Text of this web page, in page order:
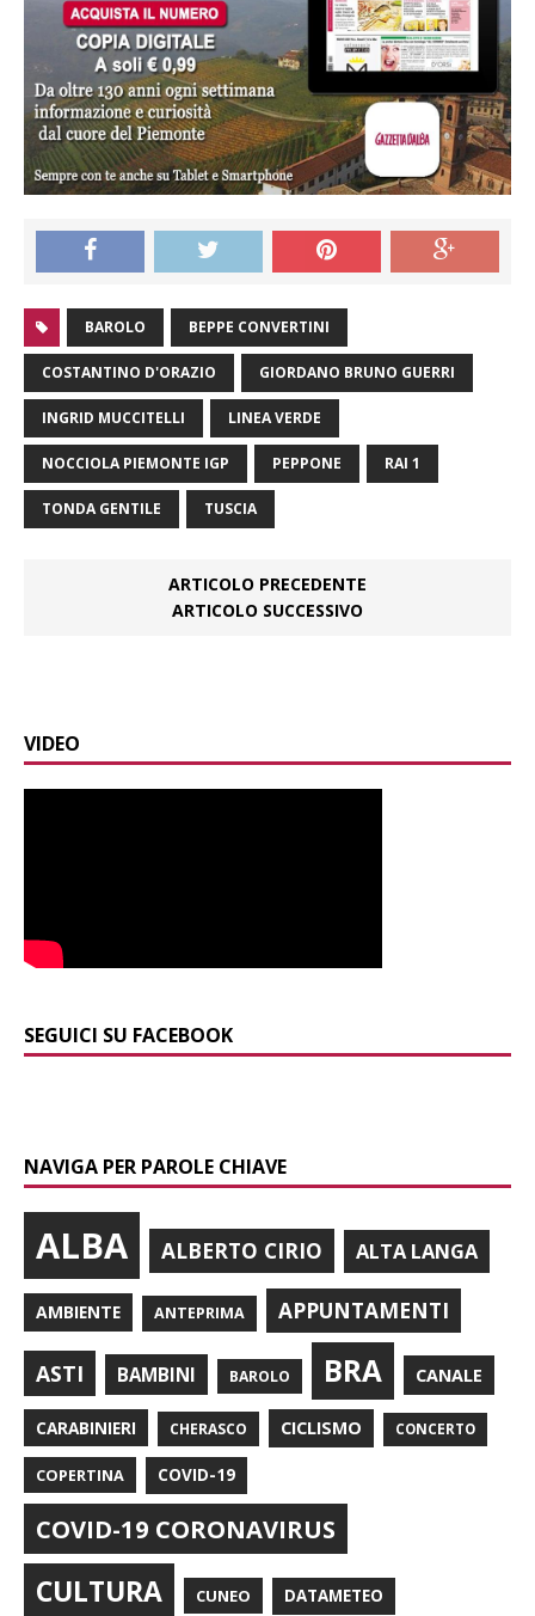
BAROLO BEPPE CONVERTINI
COSTANTINO D'ORAZIO GIORDANO BRUNO GUERRI
INGRID MUCCITELLI LINEA VERDE
NOCCIOLA PIEMONTE IGP PEPPONE RAI 1
TONDA GENTILE TUSCIA
ARTICOLO PRECEDENTE
ARTICOLO SUCCESSIVO
VIDEO
SEGUICI SU FACEBOOK
NAVIGA PER PAROLE CHIAVE
ALBA ALBERTO CIRIO ALTA LANGA
AMBIENTE ANTEPRIMA APPUNTAMENTI
ASTI BAMBINI BAROLO BRA CANALE
CARABINIERI CHERASCO CICLISMO CONCERTO
COPERTINA COVID-19
COVID-19 CORONAVIRUS
CULTURA CUNEO DATAMETEO